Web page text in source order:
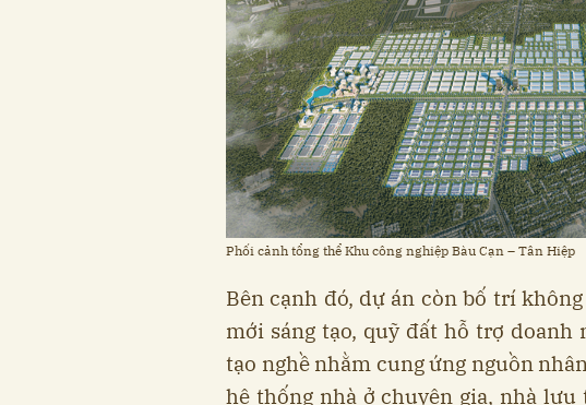
Phối cảnh tổng thể Khu công nghiệp Bàu Cạn – Tân Hiệp
Bên cạnh đó, dự án còn bố trí
mới sáng tạo, quỹ đất hỗ trợ doanh
tạo nghề nhằm cung ứng nguồn
hệ thống nhà ở chuyên gia, nhà